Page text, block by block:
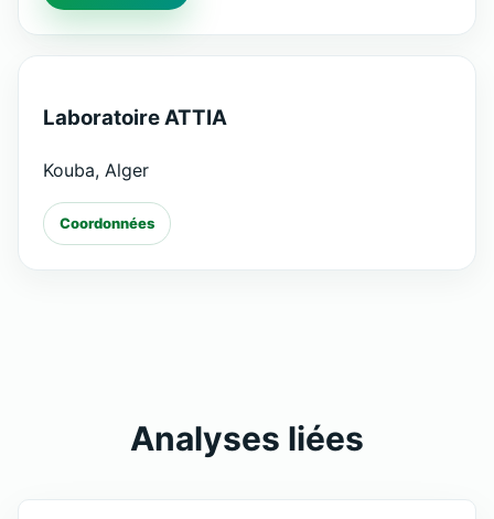
Laboratoire ATTIA
Kouba, Alger
Coordonnées
Analyses liées